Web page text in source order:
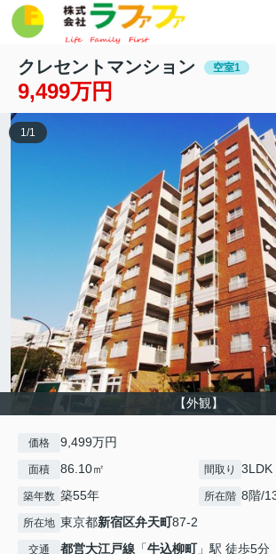
クレセントマンション 空室1
9,499万円
【外観】
1/1
価格 9,499万円
面積 86.10㎡ 間取り 3LDK
築年数 築55年 所在階 8階/
所在地 東京都新宿区弁天町87-2
交通 都営大江戸線 「牛込柳町」駅 徒歩5分